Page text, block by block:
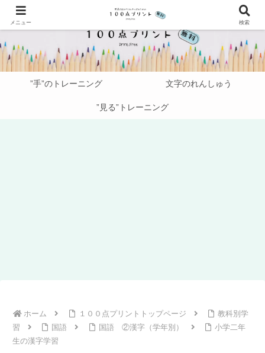
”手”のトレーニング 文字のれんしゅう
”見る”トレーニング
ホーム １００点プリントトップページ
教科別学
習
国語 国語 ②漢字（学年別）
小学二年
生の漢字学習
メニュー 検索